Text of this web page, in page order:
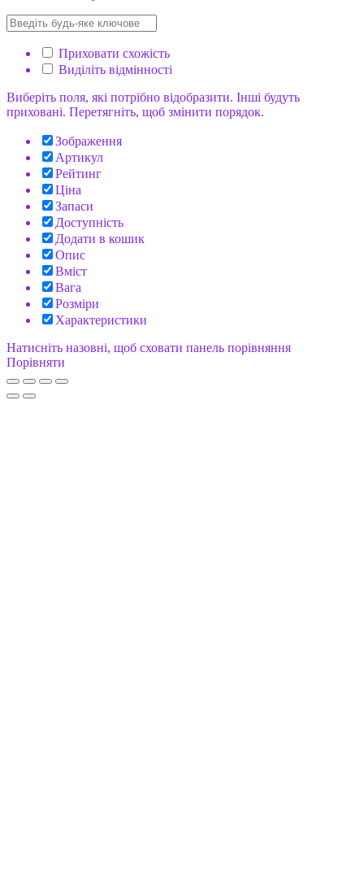
Приховати схожість
Виділіть відмінності
Виберіть поля, які потрібно відобразити. Інші будуть
приховані. Перетягніть, щоб змінити порядок.
Зображення
Артикул
Рейтинг
Ціна
Запаси
Доступність
Додати в кошик
Опис
Вміст
Вага
Розміри
Характеристики
Натисніть назовні, щоб сховати панель порівняння
Порівняти